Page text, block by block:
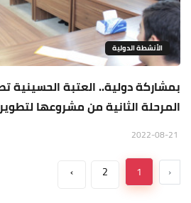
الأنشطة الدولية
بمشاركة دولية.. العتبة
المرحلة الثانية من مشروعها
‹
1
2
›